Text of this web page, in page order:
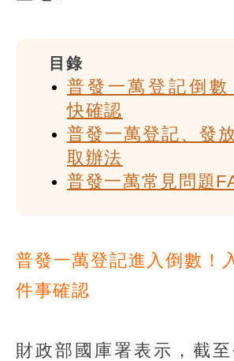
目錄
普發一萬登記倒數
快確認
普發一萬登記、發
取辦法
普發一萬常見問題
普發一萬登記進入倒數！
件事確認
財政部國庫署表示，截